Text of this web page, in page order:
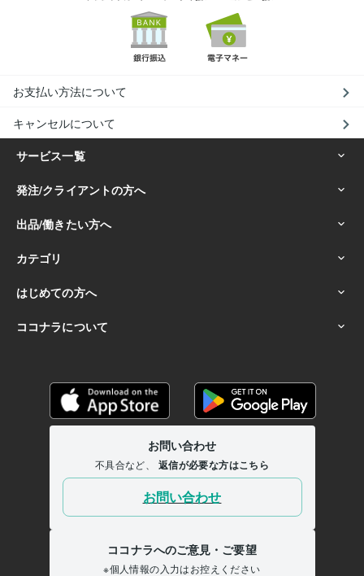
お支払い方法について
キャンセルについて